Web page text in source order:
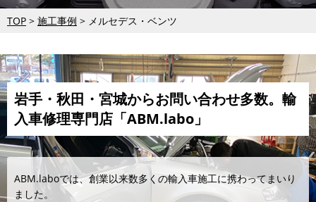
TOP > 施工事例 > メルセデス・ベンツ
岩手・秋田・宮城からお問い合わせ多数。 輸
入車修理専門店「ABM.labo」
ABM.laboでは、創業以来数多くの輸入車施工に携わってまいり
ました。